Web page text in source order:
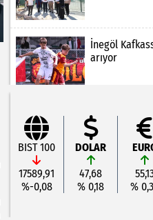
İnegöl
arıyor
BIST 100
17589,91
%-0,08
DOLAR
47,68
% 0,18
%